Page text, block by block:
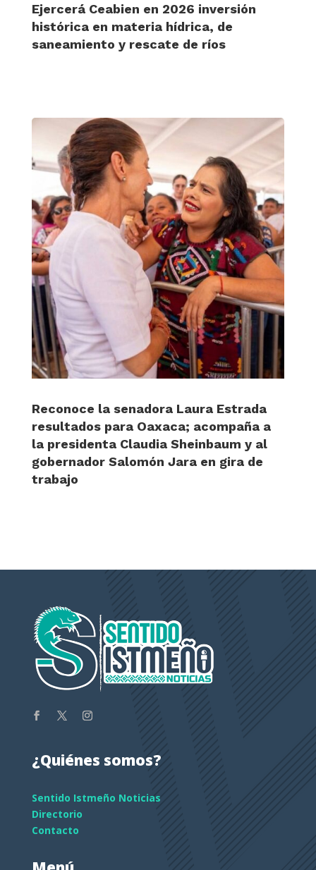
Ejercerá Ceabien en 2026 inversión
histórica en materia hídrica, de
saneamiento y rescate de ríos
Reconoce la senadora Laura Estrada
resultados para Oaxaca; acompaña a
la presidenta Claudia Sheinbaum y al
gobernador Salomón Jara en gira de
trabajo
¿Quiénes somos?
Sentido Istmeño Noticias
Directorio
Contacto